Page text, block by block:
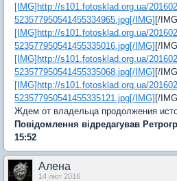
[IMG]http://s101.fotosklad.org.ua/
523577950541455334965.jpg[/IMG] [/
[IMG]http://s101.fotosklad.org.ua/
523577950541455335016.jpg[/IMG] [/
[IMG]http://s101.fotosklad.org.ua/
523577950541455335068.jpg[/IMG] [/
[IMG]http://s101.fotosklad.org.ua/
523577950541455335121.jpg[/IMG] [/
Ждем от владельца продолжения
Повідомлення відредагував
15:52
Алена
14 лют 2016